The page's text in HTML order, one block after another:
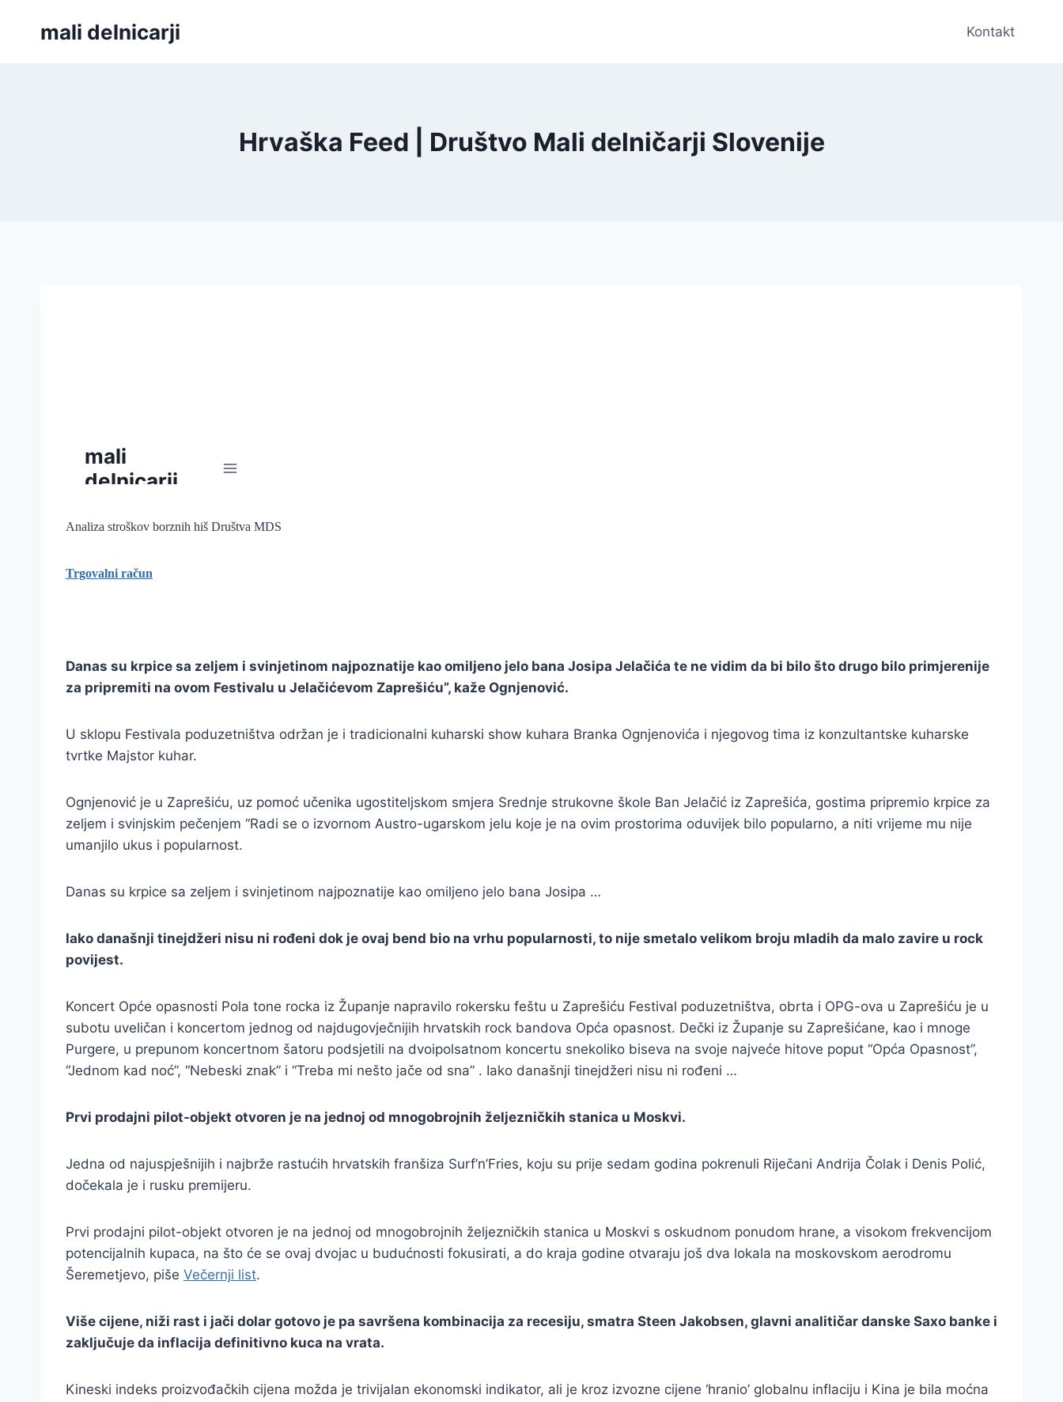
mali delnicarji Kontakt
Hrvaška Feed | Društvo Mali delničarji Slovenije
Analiza stroškov borznih hiš Društva MDS
Trgovalni račun
Danas su krpice sa zeljem i svinjetinom najpoznatije kao omiljeno jelo bana Josipa Jelačića te ne vidim da bi bilo što drugo bilo primjerenije
za pripremiti na ovom Festivalu u Jelačićevom Zaprešiću”, kaže Ognjenović.
U sklopu Festivala poduzetništva održan je i tradicionalni kuharski show kuhara Branka Ognjenovića i njegovog tima iz konzultantske kuharske
tvrtke Majstor kuhar.
Ognjenović je u Zaprešiću, uz pomoć učenika ugostiteljskom smjera Srednje strukovne škole Ban Jelačić iz Zaprešića, gostima pripremio krpice za
zeljem i svinjskim pečenjem “Radi se o izvornom Austro-ugarskom jelu koje je na ovim prostorima oduvijek bilo popularno, a niti vrijeme mu nije
umanjilo ukus i popularnost.
Danas su krpice sa zeljem i svinjetinom najpoznatije kao omiljeno jelo bana Josipa …
Iako današnji tinejdžeri nisu ni rođeni dok je ovaj bend bio na vrhu popularnosti, to nije smetalo velikom broju mladih da malo zavire u rock
povijest.
Koncert Opće opasnosti Pola tone rocka iz Županje napravilo rokersku feštu u Zaprešiću Festival poduzetništva, obrta i OPG-ova u Zaprešiću je u
subotu uveličan i koncertom jednog od najdugovječnijih hrvatskih rock bandova Opća opasnost. Dečki iz Županje su Zaprešićane, kao i mnoge
Purgere, u prepunom koncertnom šatoru podsjetili na dvoipolsatnom koncertu snekoliko biseva na svoje najveće hitove poput “Opća Opasnost”,
“Jednom kad noć”, “Nebeski znak” i “Treba mi nešto jače od sna” . Iako današnji tinejdžeri nisu ni rođeni …
Prvi prodajni pilot-objekt otvoren je na jednoj od mnogobrojnih željezničkih stanica u Moskvi.
Jedna od najuspješnijih i najbrže rastućih hrvatskih franšiza Surf’n’Fries, koju su prije sedam godina pokrenuli Riječani Andrija Čolak i Denis Polić,
dočekala je i rusku premijeru.
Prvi prodajni pilot-objekt otvoren je na jednoj od mnogobrojnih željezničkih stanica u Moskvi s oskudnom ponudom hrane, a visokom frekvencijom
potencijalnih kupaca, na što će se ovaj dvojac u budućnosti fokusirati, a do kraja godine otvaraju još dva lokala na moskovskom aerodromu
Šeremetjevo, piše Večernji list.
Više cijene, niži rast i jači dolar gotovo je pa savršena kombinacija za recesiju, smatra Steen Jakobsen, glavni analitičar danske Saxo banke i
zaključuje da inflacija definitivno kuca na vrata.
Kineski indeks proizvođačkih cijena možda je trivijalan ekonomski indikator, ali je kroz izvozne cijene ‘hranio’ globalnu inflaciju i Kina je bila moćna